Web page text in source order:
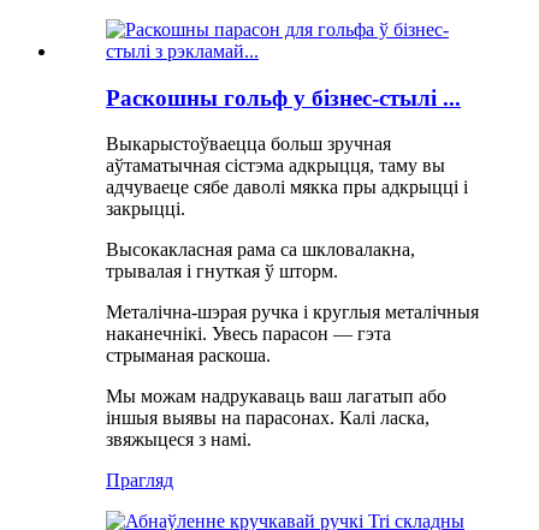
Раскошны гольф у бізнес-стылі ...
Выкарыстоўваецца больш зручная
аўтаматычная сістэма адкрыцця, таму вы
адчуваеце сябе даволі мякка пры адкрыцці і
закрыцці.
Высокакласная рама са шкловалакна,
трывалая і гнуткая ў шторм.
Металічна-шэрая ручка і круглыя ​​металічныя
наканечнікі. Увесь парасон — гэта
стрыманая раскоша.
Мы можам надрукаваць ваш лагатып або
іншыя выявы на парасонах. Калі ласка,
звяжыцеся з намі.
Прагляд